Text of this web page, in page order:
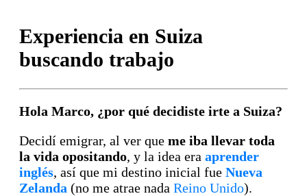
Experiencia en Suiza
buscando trabajo
Hola Marco, ¿por qué decidiste irte a Suiza?
Decidí emigrar, al ver que me iba llevar toda
la vida opositando, y la idea era aprender
inglés, así que mi destino inicial fue Nueva
Zelanda (no me atrae nada Reino Unido).